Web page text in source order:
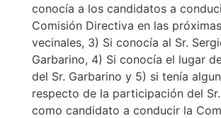
conocía a los candidatos a
Comisión Directiva en las
vecinales, 3) Si conocía al Sr.
Garbarino, 4) Si conocía el lugar
del Sr. Garbarino y 5) si tenía
respecto de la participación del
como candidato a conducir la